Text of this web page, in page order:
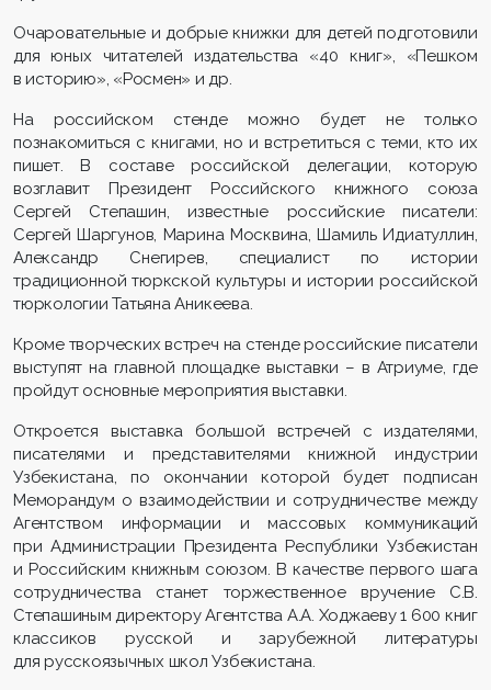
Очаровательные и добрые книжки для детей подготовили
для юных читателей издательства «40 книг», «Пешком
в историю», «Росмен» и др.
На российском стенде можно будет не только
познакомиться с книгами, но и встретиться с теми, кто их
пишет. В составе российской делегации, которую
возглавит Президент Российского книжного союза
Сергей Степашин, известные российские писатели:
Сергей Шаргунов, Марина Москвина, Шамиль Идиатуллин,
Александр Снегирев, специалист по истории
традиционной тюркской культуры и истории российской
тюркологии Татьяна Аникеева.
Кроме творческих встреч на стенде российские писатели
выступят на главной площадке выставки – в Атриуме, где
пройдут основные мероприятия выставки.
Откроется выставка большой встречей с издателями,
писателями и представителями книжной индустрии
Узбекистана, по окончании которой будет подписан
Меморандум о взаимодействии и сотрудничестве между
Агентством информации и массовых коммуникаций
при Администрации Президента Республики Узбекистан
и Российским книжным союзом. В качестве первого шага
сотрудничества станет торжественное вручение С.В.
Степашиным директору Агентства А.А. Ходжаеву 1 600 книг
классиков русской и зарубежной литературы
для русскоязычных школ Узбекистана.